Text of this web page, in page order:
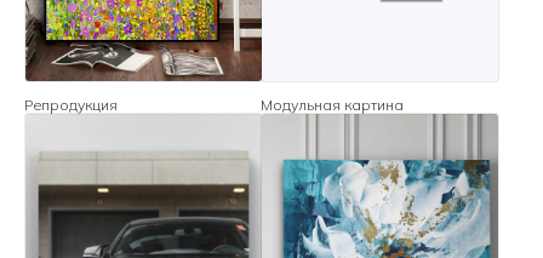
Репродукция Модульная картина